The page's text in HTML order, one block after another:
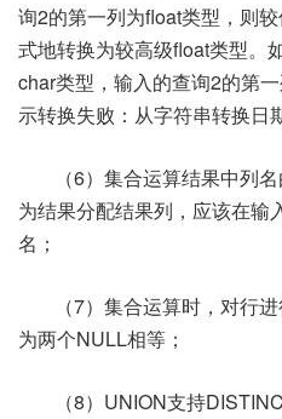
询2的第一列为float类型，则
式地转换为较高级float类型。
char类型，输入的查询2的第
示转换失败：从字符串转换日
（6）集合运算结果中列
为结果分配结果列，应该在输
名；
（7）集合运算时，对行
为两个NULL相等；
（8）UNION支持